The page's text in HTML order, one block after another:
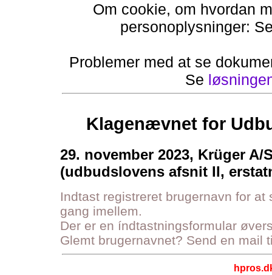
Om cookie, om hvordan
personoplysninger:
Problemer med at se
Se
Klagenævnet for
29. november 2023, Krüger
(udbudslovens afsnit II,
Indtast registreret brugernavn for
gang imellem.
Der er en índtastningsformular
Glemt brugernavnet? Send en mail